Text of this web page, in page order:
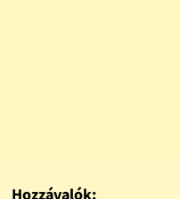
Hozzávalók: